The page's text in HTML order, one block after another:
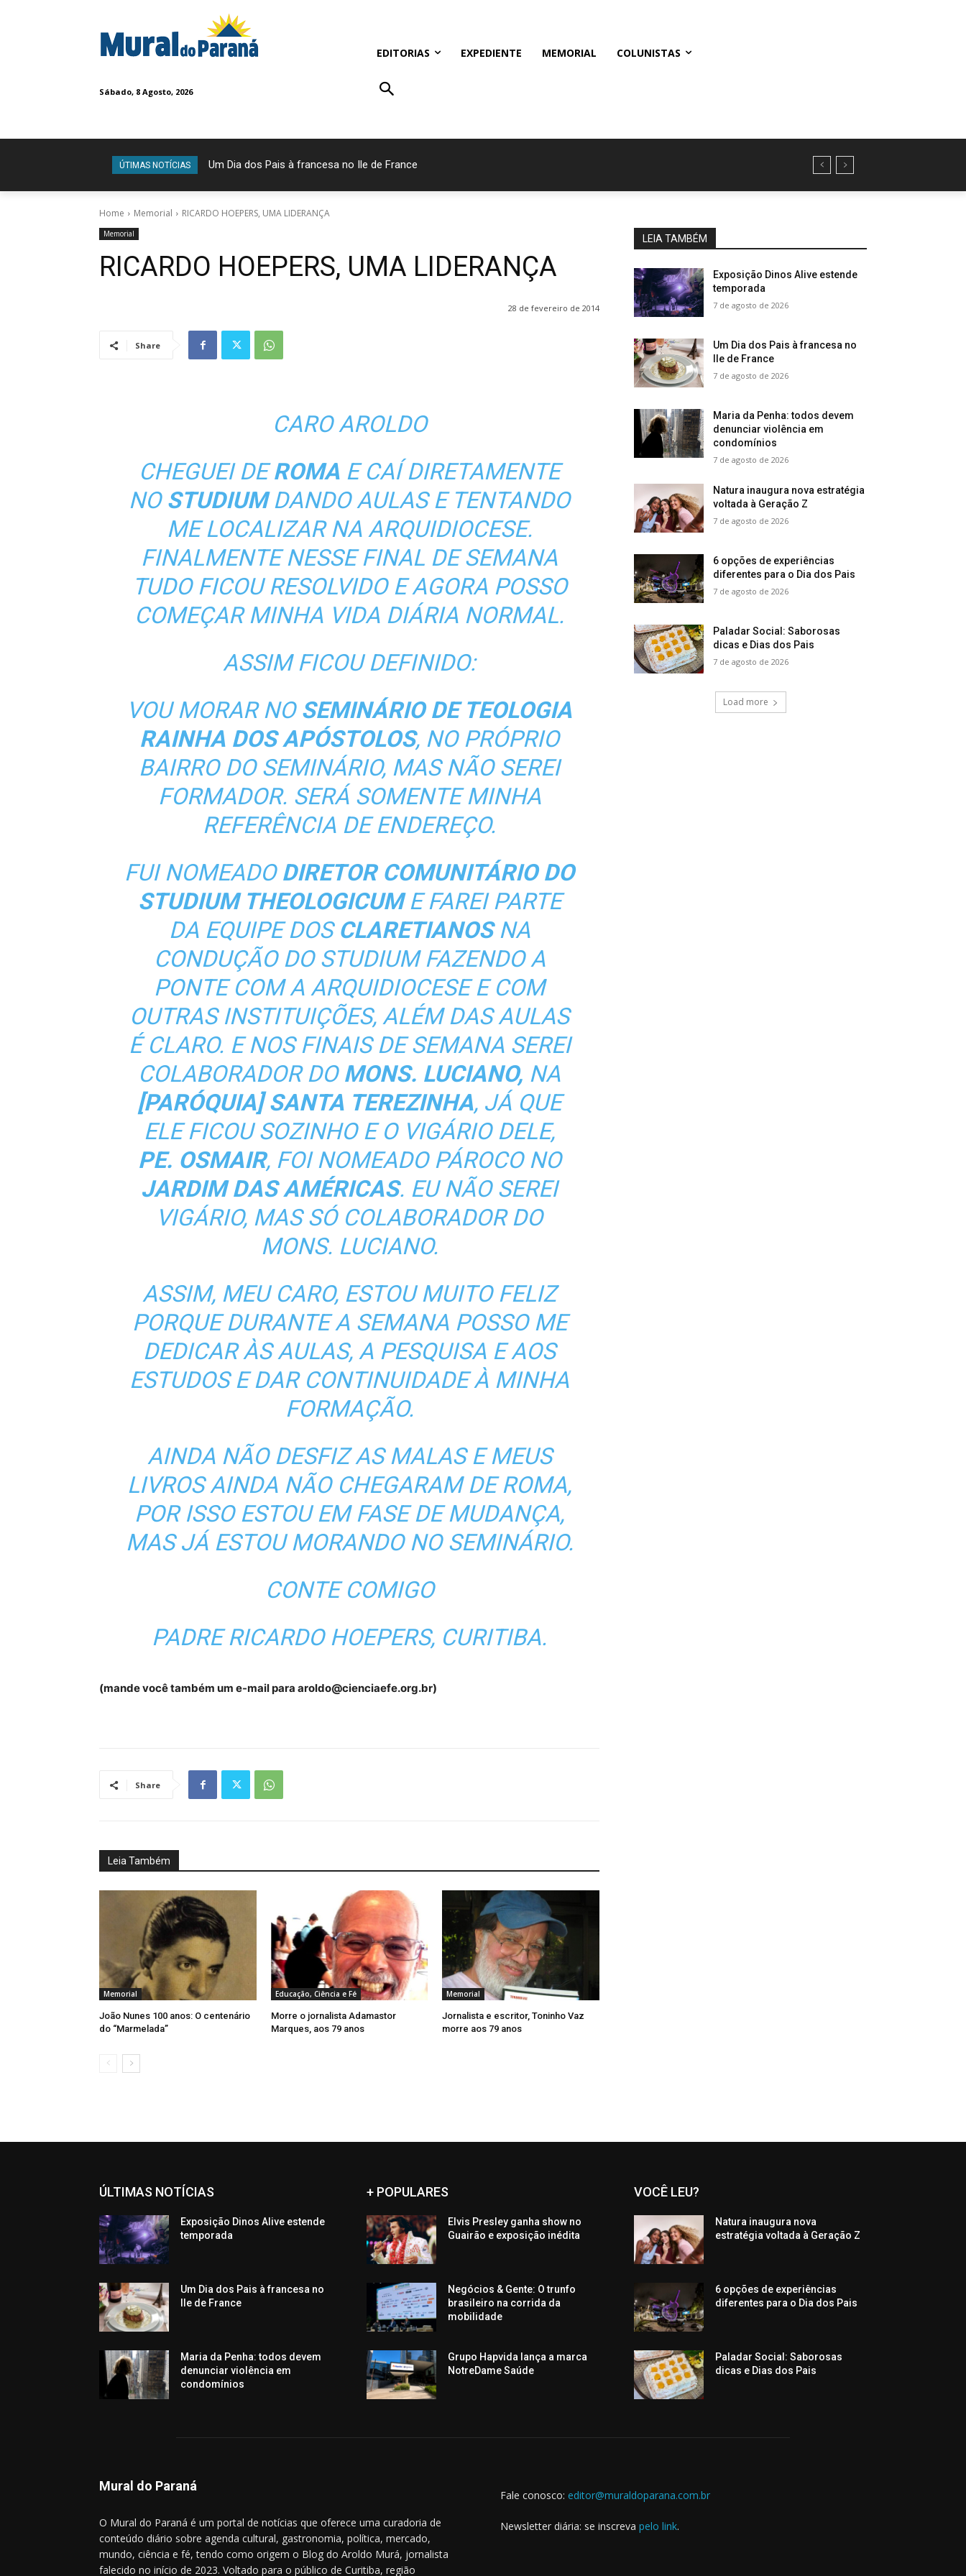
Sábado, 8 Agosto, 2026
EDITORIAS EXPEDIENTE MEMORIAL COLUNISTAS
ÚTIMAS NOTÍCIAS Um Dia dos Pais à francesa no Ile de France
Home Memorial RICARDO HOEPERS, UMA LIDERANÇA
Memorial
RICARDO HOEPERS, UMA LIDERANÇA
28 de fevereiro de 2014
Share
CARO AROLDO
CHEGUEI DEROMA E CAÍ DIRETAMENTE
NO STUDIUMDANDO AULAS E TENTANDO
ME LOCALIZAR NA ARQUIDIOCESE.
FINALMENTE NESSE FINAL DE SEMANA
TUDO FICOU RESOLVIDO E AGORA POSSO
COMEÇAR MINHA VIDA DIÁRIA NORMAL.
ASSIM FICOU DEFINIDO:
VOU MORAR NOSEMINÁRIO DE TEOLOGIA
RAINHA DOS APÓSTOLOS, NO PRÓPRIO
BAIRRO DO SEMINÁRIO, MAS NÃO SEREI
FORMADOR. SERÁ SOMENTE MINHA
REFERÊNCIA DE ENDEREÇO.
FUI NOMEADO DIRETOR COMUNITÁRIO DO
STUDIUM THEOLOGICUME FAREI PARTE
DA EQUIPE DOSCLARETIANOSNA
CONDUÇÃO DO STUDIUM FAZENDO A
PONTE COM A ARQUIDIOCESE E COM
OUTRAS INSTITUIÇÕES, ALÉM DAS AULAS
É CLARO. E NOS FINAIS DE SEMANA SEREI
COLABORADOR DO MONS. LUCIANO, NA
[PARÓQUIA] SANTA TEREZINHA, JÁ QUE
ELE FICOU SOZINHO E O VIGÁRIO DELE,
PE. OSMAIR, FOI NOMEADO PÁROCO NO
JARDIM DAS AMÉRICAS. EU NÃO SEREI
VIGÁRIO, MAS SÓ COLABORADOR DO
MONS. LUCIANO.
ASSIM, MEU CARO, ESTOU MUITO FELIZ
PORQUE DURANTE A SEMANA POSSO ME
DEDICAR ÀS AULAS, A PESQUISA E AOS
ESTUDOS E DAR CONTINUIDADE À MINHA
FORMAÇÃO.
AINDA NÃO DESFIZ AS MALAS E MEUS
LIVROS AINDA NÃO CHEGARAM DE ROMA,
POR ISSO ESTOU EM FASE DE MUDANÇA,
MAS JÁ ESTOU MORANDO NO SEMINÁRIO.
CONTE COMIGO
PADRE RICARDO HOEPERS, CURITIBA.
(mande você também um e-mail para aroldo@cienciaefe.org.br)
Share
Leia Também
Memorial
João Nunes 100 anos: O centenário
do “Marmelada”
Educação, Ciência e Fé
Morre o jornalista Adamastor
Marques, aos 79 anos
Memorial
Jornalista e escritor, Toninho Vaz
morre aos 79 anos
LEIA TAMBÉM
Exposição Dinos Alive estende
temporada
7 de agosto de 2026
Um Dia dos Pais à francesa no
Ile de France
7 de agosto de 2026
Maria da Penha: todos devem
denunciar violência em
condomínios
7 de agosto de 2026
Natura inaugura nova estratégia
voltada à Geração Z
7 de agosto de 2026
6 opções de experiências
diferentes para o Dia dos Pais
7 de agosto de 2026
Paladar Social: Saborosas
dicas e Dias dos Pais
7 de agosto de 2026
Load more
ÚLTIMAS NOTÍCIAS
Exposição Dinos Alive estende
temporada
Um Dia dos Pais à francesa no
Ile de France
Maria da Penha: todos devem
denunciar violência em
condomínios
+ POPULARES
Elvis Presley ganha show no
Guairão e exposição inédita
Negócios & Gente: O trunfo
brasileiro na corrida da
mobilidade
Grupo Hapvida lança a marca
NotreDame Saúde
VOCÊ LEU?
Natura inaugura nova
estratégia voltada à Geração Z
6 opções de experiências
diferentes para o Dia dos Pais
Paladar Social: Saborosas
dicas e Dias dos Pais
Mural do Paraná
O Mural do Paraná é um portal de notícias que oferece uma curadoria de
conteúdo diário sobre agenda cultural, gastronomia, política, mercado,
mundo, ciência e fé, tendo como origem o Blog do Aroldo Murá, jornalista
falecido no início de 2023. Voltado para o público de Curitiba, região
Fale conosco: editor@muraldoparana.com.br
Newsletter diária: se inscreva pelo link.